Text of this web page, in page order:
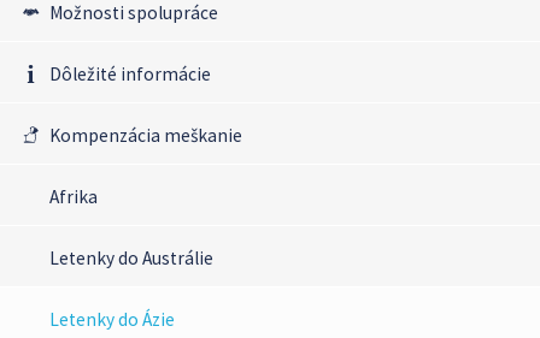
Možnosti spolupráce
Dôležité informácie
Kompenzácia meškanie
Afrika
Letenky do Austrálie
Letenky do Ázie